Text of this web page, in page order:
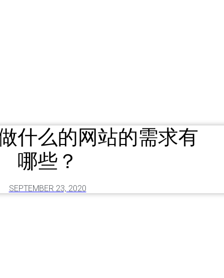
什么的网站的需求有
哪些？
SEPTEMBER 23, 2020